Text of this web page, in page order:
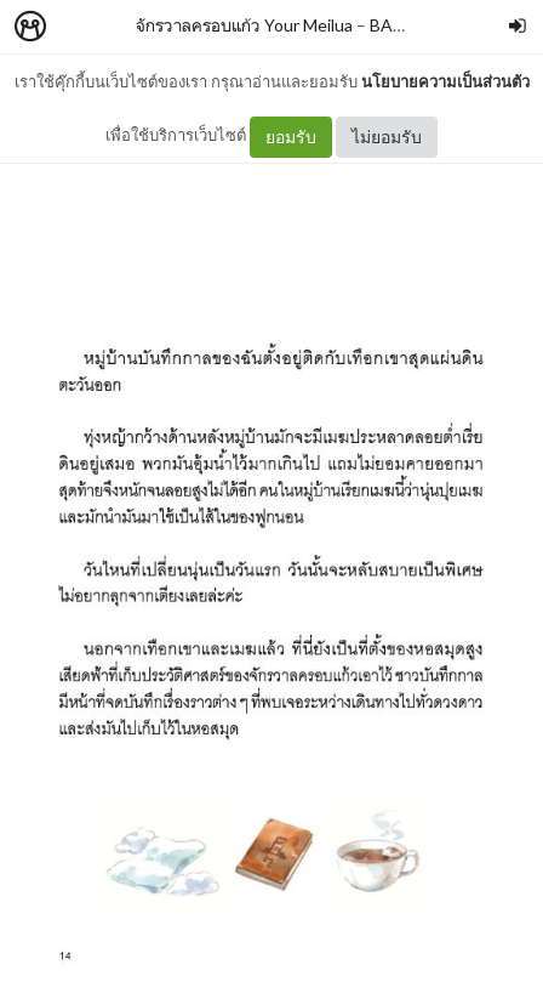
เราใช้คุ๊กกี้บนเว็บไซต์ของเรา กรุณาอ่านและยอมรับนโยบายความเป็นส่วนตัว
เพื่อใช้บริการเว็บไซต์ ยอมรับ ไม่ยอมรับ
จักรวาลครอบแก้ว Your Meilua – BANLUEBOOKS
1